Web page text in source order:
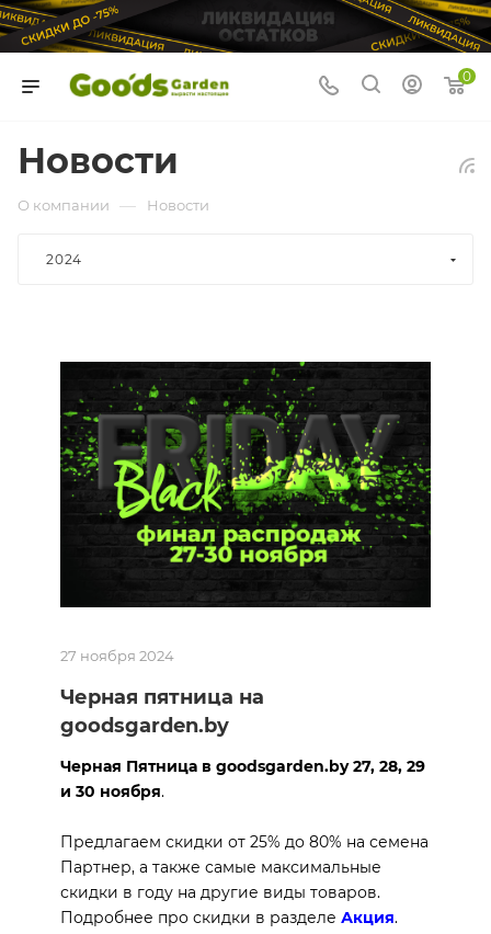
0
Новости
О компании — Новости
2024
27 ноября 2024
Черная пятница на
goodsgarden.by
Черная Пятница в goodsgarden.by 27, 28, 29
и 30 ноября.
Предлагаем скидки от 25% до 80% на семена
Партнер, а также самые максимальные
скидки в году на другие виды товаров.
Подробнее про скидки в разделе Акция.